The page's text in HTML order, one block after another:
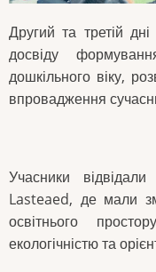
Другий та третій
досвіду
дошкільного віку,
впровадження
Учасники
Lasteaed, де мали
освітнього
екологічністю та